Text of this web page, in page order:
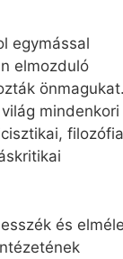
egymással
elmozduló
mindenkori
és